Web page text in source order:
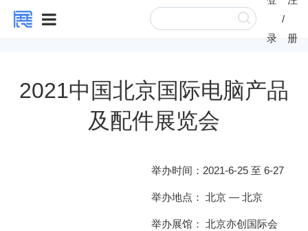
录
/
册
2021中国北京国际电脑产品
及配件展览会
举办时间： 2021-6-25 至 6-27
举办地点： 北京 — 北京
举办展馆： 北京亦创国际会